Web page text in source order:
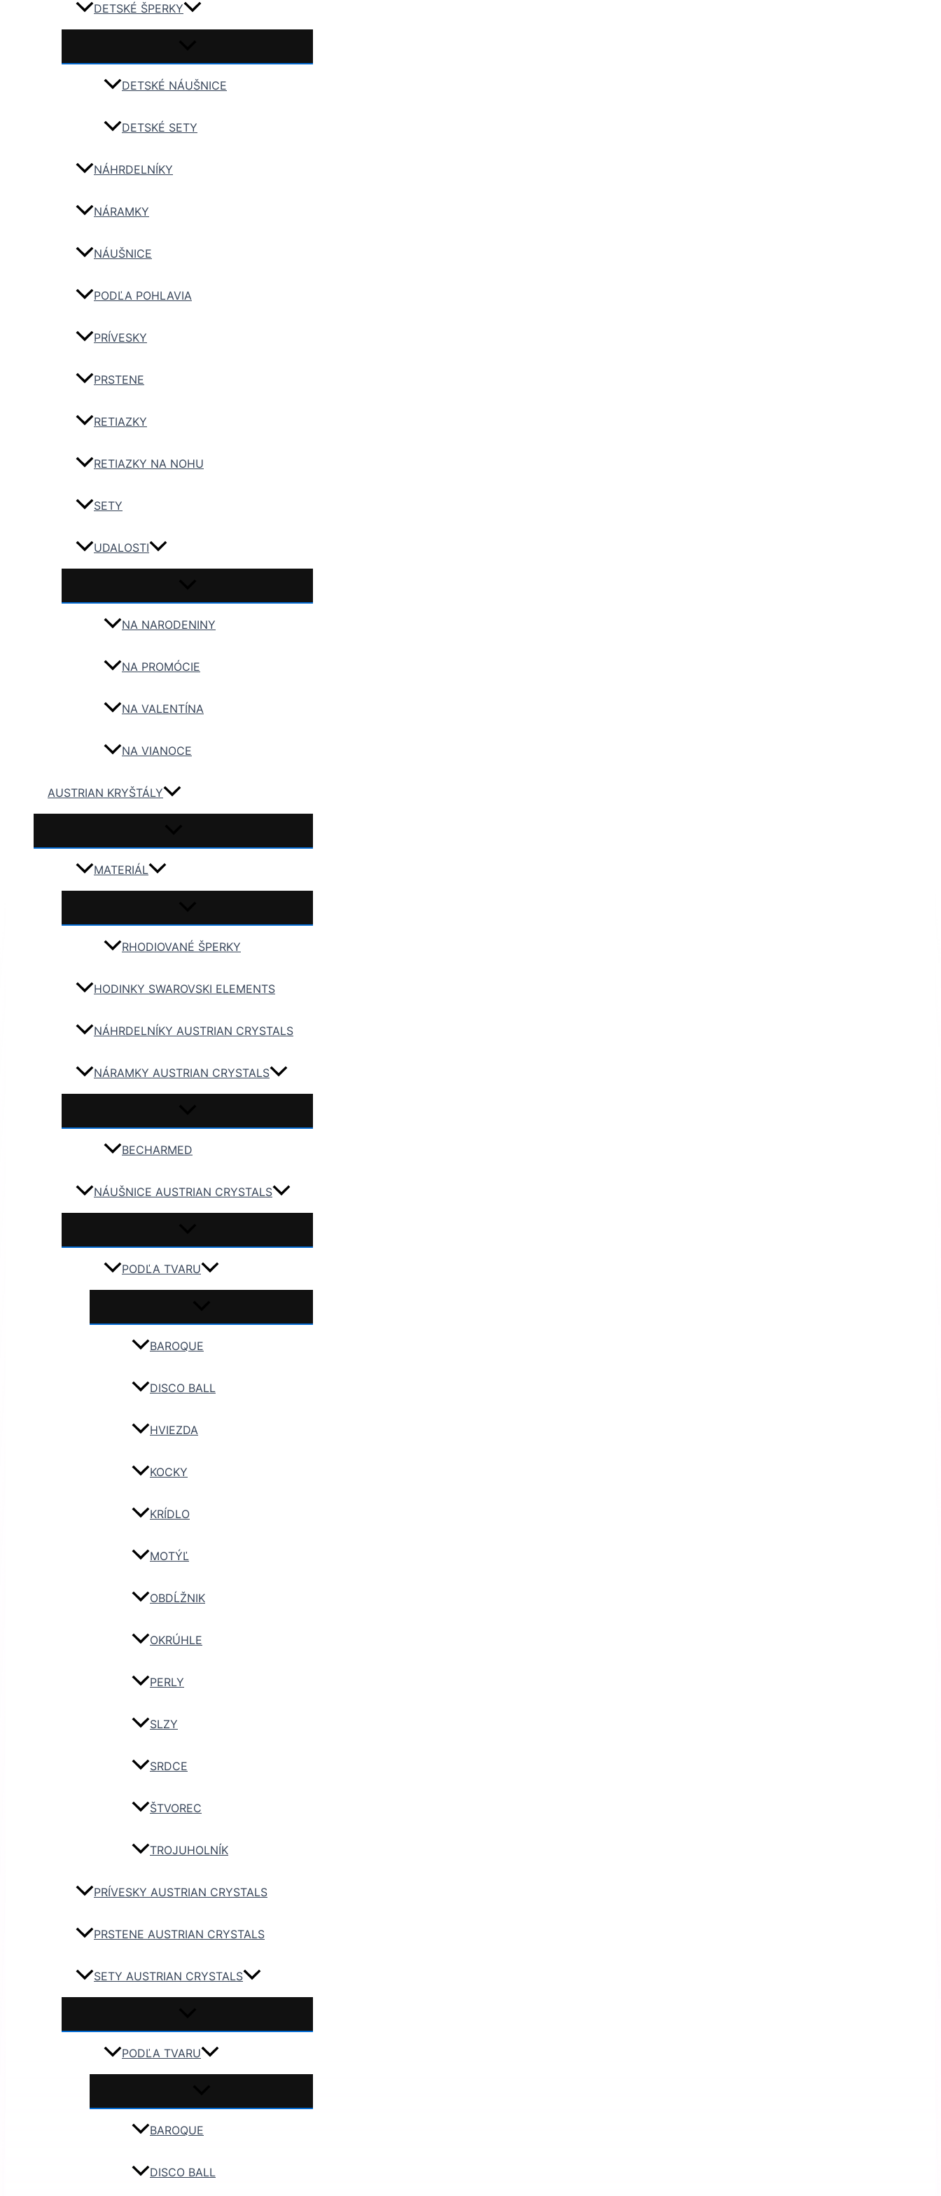
DETSKÉ ŠPERKY
DETSKÉ NÁUŠNICE
DETSKÉ SETY
NÁHRDELNÍKY
NÁRAMKY
NÁUŠNICE
PODĽA POHLAVIA
PRÍVESKY
PRSTENE
RETIAZKY
RETIAZKY NA NOHU
SETY
UDALOSTI
NA NARODENINY
NA PROMÓCIE
NA VALENTÍNA
NA VIANOCE
AUSTRIAN KRYŠTÁLY
MATERIÁL
RHODIOVANÉ ŠPERKY
HODINKY SWAROVSKI ELEMENTS
NÁHRDELNÍKY AUSTRIAN CRYSTALS
NÁRAMKY AUSTRIAN CRYSTALS
BECHARMED
NÁUŠNICE AUSTRIAN CRYSTALS
PODĽA TVARU
BAROQUE
DISCO BALL
HVIEZDA
KOCKY
KRÍDLO
MOTÝĽ
OBDĹŽNIK
OKRÚHLE
PERLY
SLZY
SRDCE
ŠTVOREC
TROJUHOLNÍK
PRÍVESKY AUSTRIAN CRYSTALS
PRSTENE AUSTRIAN CRYSTALS
SETY AUSTRIAN CRYSTALS
PODĽA TVARU
BAROQUE
DISCO BALL